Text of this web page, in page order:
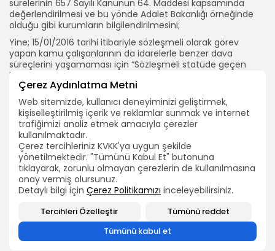
Çerez Aydınlatma Metni
Web sitemizde, kullanıcı deneyiminizi geliştirmek,
kişiselleştirilmiş içerik ve reklamlar sunmak ve internet
trafiğimizi analiz etmek amacıyla çerezler
kullanılmaktadır.
Çerez tercihleriniz KVKK'ya uygun şekilde
yönetilmektedir. "Tümünü Kabul Et" butonuna
tıklayarak, zorunlu olmayan çerezlerin de kullanılmasına
onay vermiş olursunuz.
Detaylı bilgi için Çerez Politikamızı inceleyebilirsiniz.
Tercihleri Özelleştir
Tümünü reddet
Tümünü kabul et
2026 Bütün hakları TEÇ-SEN'e aittir.
ARAMA
BIZI TAKIP EDIN
sürelerinin 657 Sayılı Kanunun 64. Maddesi kapsamında
değerlendirilmesi ve bu yönde Adalet Bakanlığı örneğinde
olduğu gibi kurumların bilgilendirilmesini;
Yine; 15/01/2016 tarihi itibariyle sözleşmeli olarak görev
yapan kamu çalışanlarının da idarelerle benzer dava
süreçlerini yaşamaması için “Sözleşmeli statüde geçen
hizmet sürelerinin memuriyette geçirilmiş gibi kabul
edilmesi, 3. Dönem Toplu Sözleşmenin 28. maddesi
hükmünden yararlandırılması ve ilave (1) derece alması”nın
sağlanması için de ayrıca kurum ve kuruluşların
bilgilendirilmesini Cumhurbaşkanlığı ve Milli Eğitim
Bakanlığı’ndan resmi olarak talep ettik.
TEÇ-SEN GENEL MERKEZİ